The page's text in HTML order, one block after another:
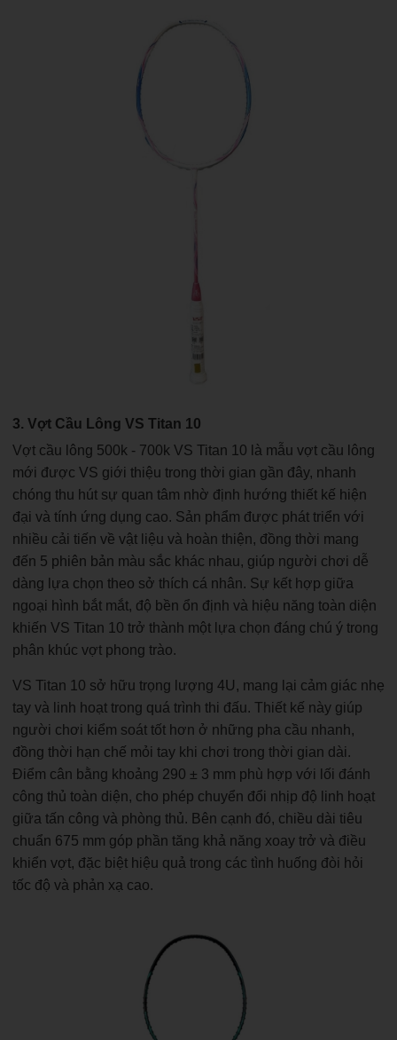
3. Vợt Cầu Lông VS Titan 10
Vợt cầu lông 500k - 700k VS Titan 10 là mẫu vợt cầu lông
mới được VS giới thiệu trong thời gian gần đây, nhanh
chóng thu hút sự quan tâm nhờ định hướng thiết kế hiện
đại và tính ứng dụng cao. Sản phẩm được phát triển với
nhiều cải tiến về vật liệu và hoàn thiện, đồng thời mang
đến 5 phiên bản màu sắc khác nhau, giúp người chơi dễ
dàng lựa chọn theo sở thích cá nhân. Sự kết hợp giữa
ngoại hình bắt mắt, độ bền ổn định và hiệu năng toàn diện
khiến VS Titan 10 trở thành một lựa chọn đáng chú ý trong
phân khúc vợt phong trào.
VS Titan 10 sở hữu trọng lượng 4U, mang lại cảm giác nhẹ
tay và linh hoạt trong quá trình thi đấu. Thiết kế này giúp
người chơi kiểm soát tốt hơn ở những pha cầu nhanh,
đồng thời hạn chế mỏi tay khi chơi trong thời gian dài.
Điểm cân bằng khoảng 290 ± 3 mm phù hợp với lối đánh
công thủ toàn diện, cho phép chuyển đổi nhịp độ linh hoạt
giữa tấn công và phòng thủ. Bên cạnh đó, chiều dài tiêu
chuẩn 675 mm góp phần tăng khả năng xoay trở và điều
khiển vợt, đặc biệt hiệu quả trong các tình huống đòi hỏi
tốc độ và phản xạ cao.